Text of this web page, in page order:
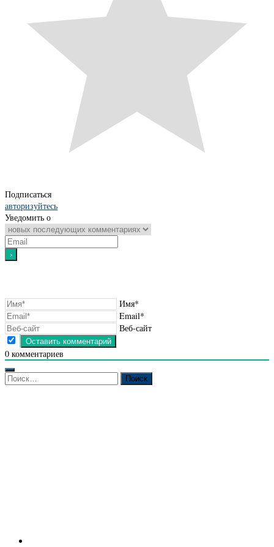
Подписаться
авторизуйтесь
Уведомить о
Имя*
Email*
Веб-сайт
0 комментариев
Найти: